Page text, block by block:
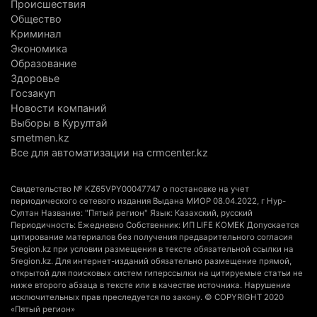
топлива для самолетов: пилотный проект
запустят в Алатау
5 августа 2026 г. 12:32
Туриста с тяжелыми травмами эвакуировали в
горах Алматинской области после камнепада
Хозяина собак, едва не загрызших ребенка в
5 августа 2026 г. 09:17 181
В Алматинской области запустят производство
катеров для Formula-1 H2O и откроют академию
пилотов
5 августа 2026 г. 08:29 209
Происшествия
Общество
Криминал
Экономика
Образование
Здоровье
Госзакуп
Новости компаний
Выборы в Курултай
smetmen.kz
Все для автоматизации на crmcenter.kz
Свидетельство № KZ65VPY00047747 о постановке на учет
периодического сетевого издания Выдана МИОР 08.04.2022, г Нур-
Султан Название: "Пятый регион" Язык: Казахский, русский
Периодичность: Ежедневно Собственник: ИП LIFE KOMEK Допускается
цитирование материалов без получения предварительного согласия
5region.kz при условии размещения в тексте обязательной ссылки на
5region.kz. Для интернет-изданий обязательно размещение прямой,
открытой для поисковых систем гиперссылки на цитируемые статьи не
ниже второго абзаца в тексте или в качестве источника. Нарушение
исключительных прав преследуется по закону. © COPYRIGHT 2020
«Пятый регион»